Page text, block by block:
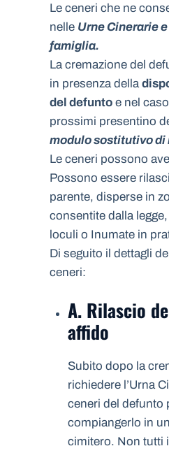
Le ceneri che ne
nelle Urne Cinerarie
famiglia.
La cremazione del
in presenza della
del defunto e nel
prossimi presentino
modulo sostitutivo di
Le ceneri possono
Possono essere
parente, disperse in
consentite dalla
loculi o Inumate in
Di seguito il dettagli
ceneri:
A. Rilascio
affido
Subito dopo la
richiedere l’Urna
ceneri del defunto
compiangerlo in
cimitero. Non tutti